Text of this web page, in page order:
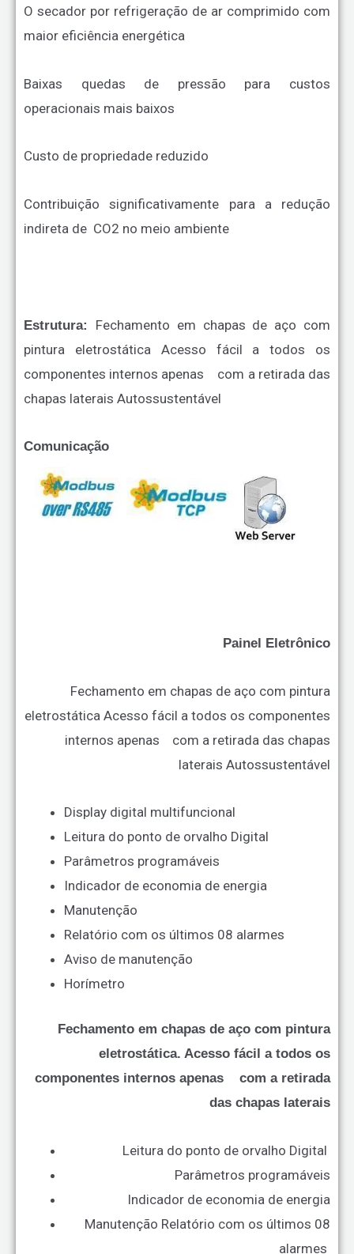
O secador por refrigeração de ar comprimido com
maior eficiência energética
Baixas quedas de pressão para custos
operacionais mais baixos
Custo de propriedade reduzido
Contribuição significativamente para a redução
indireta de CO2 no meio ambiente
Estrutura: Fechamento em chapas de aço com
pintura eletrostática Acesso fácil a todos os
componentes internos apenas com a retirada das
chapas laterais Autossustentável
Comunicação
Painel Eletrônico
Fechamento em chapas de aço com pintura
eletrostática Acesso fácil a todos os componentes
internos apenas com a retirada das chapas
laterais Autossustentável
Display digital multifuncional
Leitura do ponto de orvalho Digital
Parâmetros programáveis
Indicador de economia de energia
Manutenção
Relatório com os últimos 08 alarmes
Aviso de manutenção
Horímetro
Fechamento em chapas de aço com pintura
eletrostática. Acesso fácil a todos os
componentes internos apenas com a retirada
das chapas laterais
Leitura do ponto de orvalho Digital
Parâmetros programáveis
Indicador de economia de energia
Manutenção Relatório com os últimos 08
alarmes